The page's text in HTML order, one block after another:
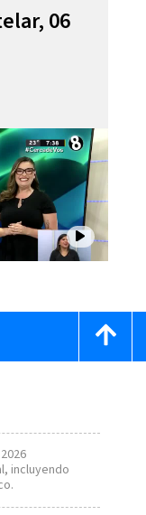
06
incluyendo